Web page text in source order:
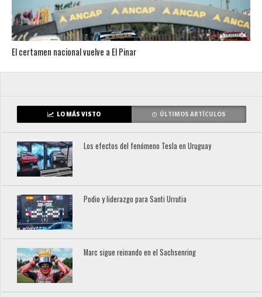
El certamen nacional vuelve a El Pinar
LO MÁS VISTO ÚLTIMOS ARTÍCULOS
Los efectos del fenómeno Tesla en Uruguay
Podio y liderazgo para Santi Urrutia
Marc sigue reinando en el Sachsenring